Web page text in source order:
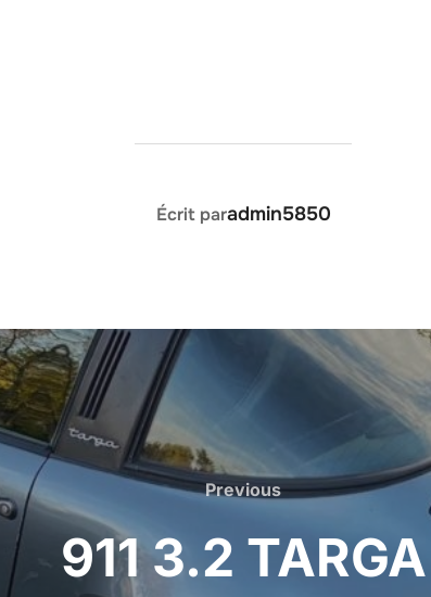
AUTEUR DE LA PUBLICATION
Écrit paradmin5850
Previous
Previous
911 3.2 TARGA